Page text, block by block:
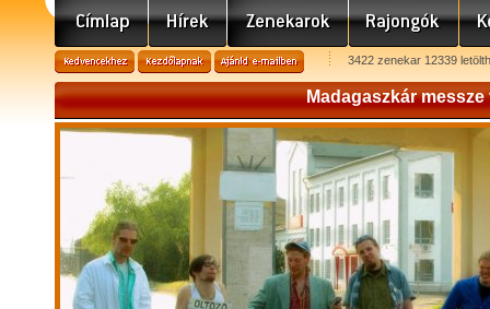
3422 zenekar 12339
Madagaszkár messze